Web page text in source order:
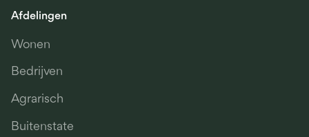
Afdelingen
Wonen
Bedrijven
Agrarisch
Buitenstate